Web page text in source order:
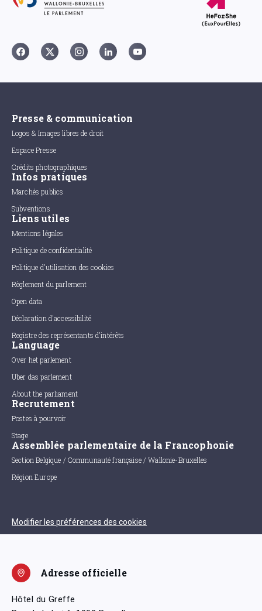
Presse & communication
Logos & Images libres de droit
Espace Presse
Crédits photographiques
Infos pratiques
Marchés publics
Subventions
Liens utiles
Mentions légales
Politique de confidentialité
Politique d'utilisation des cookies
Règlement du parlement
Open data
Déclaration d'accessibilité
Registre des représentants d'intérêts
Language
Over het parlement
Uber das parlement
About the parliament
Recrutement
Postes à pourvoir
Stage
Assemblée parlementaire de la Francophonie
Section Belgique / Communauté française / Wallonie-Bruxelles
Région Europe
Modifier les préférences des cookies
Adresse officielle
Hôtel du Greffe